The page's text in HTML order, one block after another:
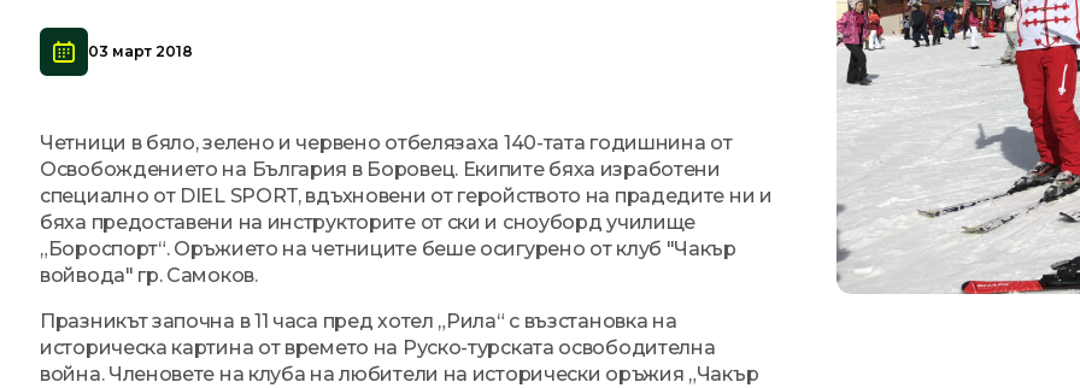
03 март 2018
Четници в бяло, зелено и червено отбелязаха 140-тата годишнина от
Освобождението на България в Боровец. Екипите бяха изработени
специално от DIEL SPORT, вдъхновени от геройството на прадедите ни и
бяха предоставени на инструкторите от ски и сноуборд училище
„Бороспорт“. Оръжието на четниците беше осигурено от клуб "Чакър
войвода" гр. Самоков.
Празникът започна в 11 часа пред хотел „Рила“ с възстановка на
историческа картина от времето на Руско-турската освободителна
война. Членовете на клуба на любители на исторически оръжия „Чакър